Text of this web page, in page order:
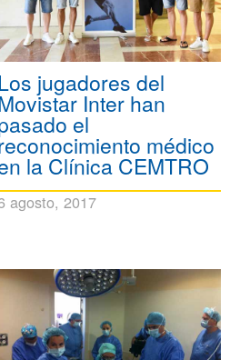
jugadores del
Inter han
el
médico
la Clínica CEMTRO
agosto, 2017